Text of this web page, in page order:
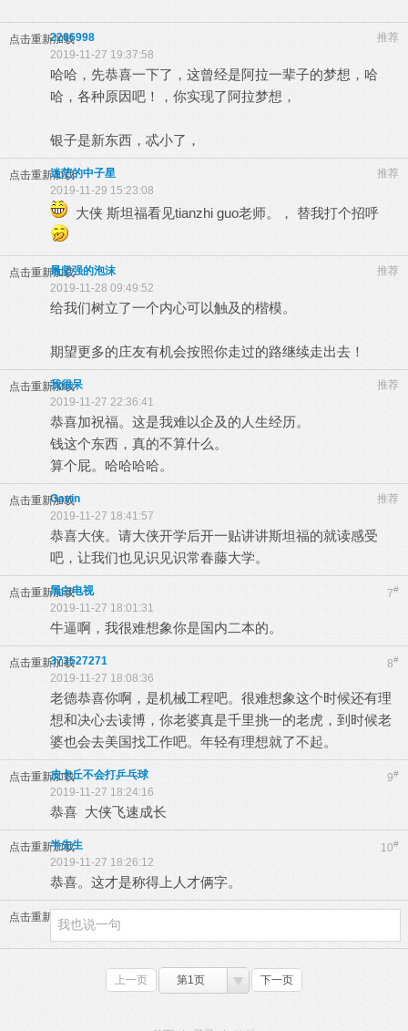
点击重新加载 推荐
2266998
2019-11-27 19:37:58
哈哈，先恭喜一下了，这曾经是阿拉一辈子的梦想，哈
哈，各种原因吧！，你实现了阿拉梦想，
银子是新东西，忒小了，
点击重新加载 推荐
迷茫的中子星
2019-11-29 15:23:08
大侠 斯坦福看见tianzhi guo老师。， 替我打个招呼
点击重新加载 推荐
最坚强的泡沫
2019-11-28 09:49:52
给我们树立了一个内心可以触及的楷模。
期望更多的庄友有机会按照你走过的路继续走出去！
点击重新加载 推荐
我很呆
2019-11-27 22:36:41
恭喜加祝福。这是我难以企及的人生经历。
钱这个东西，真的不算什么。
算个屁。哈哈哈哈。
点击重新加载 推荐
Gavin
2019-11-27 18:41:57
恭喜大侠。请大侠开学后开一贴讲讲斯坦福的就读感受
吧，让我们也见识见识常春藤大学。
点击重新加载 7#
黑白电视
2019-11-27 18:01:31
牛逼啊，我很难想象你是国内二本的。
点击重新加载 8#
373527271
2019-11-27 18:08:36
老德恭喜你啊，是机械工程吧。很难想象这个时候还有理
想和决心去读博，你老婆真是千里挑一的老虎，到时候老
婆也会去美国找工作吧。年轻有理想就了不起。
点击重新加载 9#
皮卡丘不会打乒乓球
2019-11-27 18:24:16
恭喜 大侠飞速成长
点击重新加载 10#
半先生
2019-11-27 18:26:12
恭喜。这才是称得上人才俩字。
点击重新加载
上一页 第1页 下一页